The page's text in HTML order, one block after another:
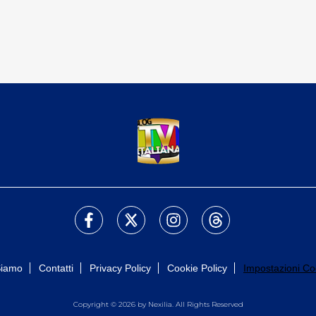
Contatti Privacy Policy Cookie Policy Impostazioni
Copyright © 2026 by Nexilia. All Rights Reserved